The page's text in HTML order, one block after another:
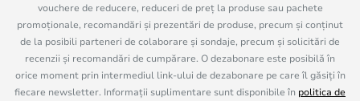
vouchere de reducere, reduceri de preț la produse sau pachete
promoționale, recomandări și prezentări de produse, precum și conținut
de la posibili parteneri de colaborare și sondaje, precum și solicitări de
recenzii și recomandări de cumpărare. O dezabonare este posibilă în
orice moment prin intermediul link-ului de dezabonare pe care îl găsiți în
fiecare newsletter. Informații suplimentare sunt disponibile în politica de